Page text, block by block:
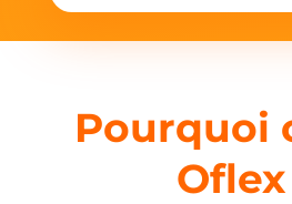
Pourquoi
Oflex